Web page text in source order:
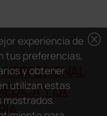
Y LA
cancel
experiencia de
tus preferencias,
y obtener
utilizan estas
mostrados.